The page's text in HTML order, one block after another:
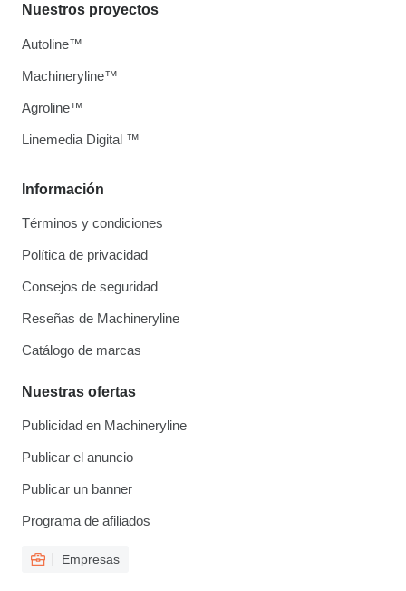
Información
Términos y condiciones
Política de privacidad
Consejos de seguridad
Reseñas de Machineryline
Catálogo de marcas
Nuestras ofertas
Publicidad en Machineryline
Publicar el anuncio
Publicar un banner
Programa de afiliados
Empresas
Nuestros proyectos
Autoline™
Machineryline™
Agroline™
Linemedia Digital ™